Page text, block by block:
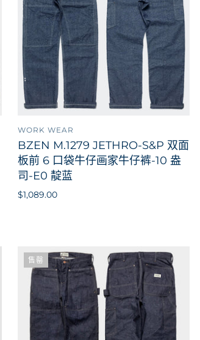
WORK WEAR
BZEN M.1279 JETHRO-S&P 双面
板前 6 口袋牛仔画家牛仔裤-10 盎
司-E0 靛蓝
$1,089.00
售罄